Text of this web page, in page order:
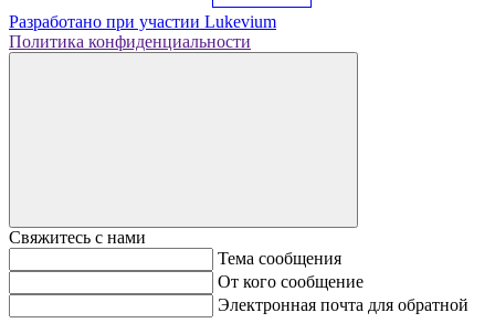
Разработано при участии Lukevium
Политика конфиденциальности
Свяжитесь с нами
Тема сообщения
От кого сообщение
Электронная почта для обратной